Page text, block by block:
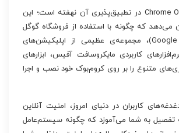
اما قدرت واقعی Chrome OS در تطبیق‌پذیری آن نهفته است؛ این
می‌دهد که چگونه با استفاده از فروشگاه گوگل
پلی (Google Play Store)، مجموعه‌ی عظیمی از اپلیکیشن‌های
کاربردی مایکروسافت آفیس، ابزارهای
متنوع را بر روی کروم‌بوک خود نصب و اجرا
کاربران در دنیای امروز، امنیت آنلاین
به شما می‌آموزد که چگونه سیستم‌عامل